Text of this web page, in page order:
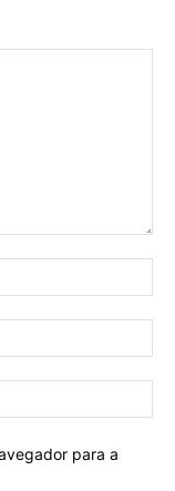
para a